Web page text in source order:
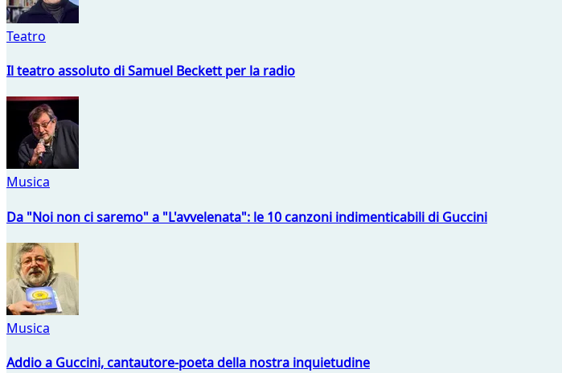
Teatro
Il teatro assoluto di Samuel Beckett per la radio
Musica
Da "Noi non ci saremo" a "L'avvelenata": le 10 canzoni indimenticabili di Guccini
Musica
Addio a Guccini, cantautore-poeta della nostra inquietudine